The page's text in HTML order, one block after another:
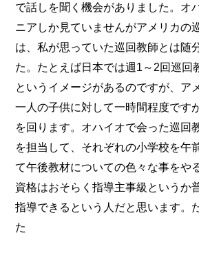
で話しを聞く機会がありました。オ
ニアしか見ていませんがアメリカの
は、私が思っていた巡回教師とは随
た。たとえば日本では週1～2回巡回
というイメージがあるのですが、ア
一人の子供に対して一時間程度です
を回ります。オハイオで会った巡回
を担当して、それぞれの小学校を午
て午後教材についての色々な事をや
資格はおそらく指導主事級というか
指導できるという人だと思います。
た